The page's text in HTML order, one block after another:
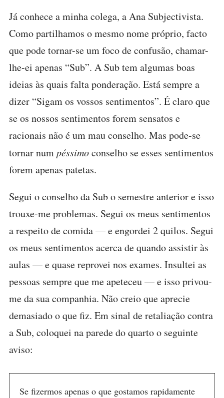
Já conhece a minha colega, a Ana Subjectivista.
Como partilhamos o mesmo nome próprio, facto
que pode tornar-se um foco de confusão, chamar-
lhe-ei apenas “Sub”. A Sub tem algumas boas
ideias às quais falta ponderação. Está sempre a
dizer “Sigam os vossos sentimentos”. É claro que
se os nossos sentimentos forem sensatos e
racionais não é um mau conselho. Mas pode-se
tornar numpéssimoconselho se esses sentimentos
forem apenas patetas.
Segui o conselho da Sub o semestre anterior e isso
trouxe-me problemas. Segui os meus sentimentos
a respeito de comida — e engordei 2 quilos. Segui
os meus sentimentos acerca de quando assistir às
aulas — e quase reprovei nos exames. Insultei as
pessoas sempre que me apeteceu — e isso privou-
me da sua companhia. Não creio que aprecie
demasiado o que fiz. Em sinal de retaliação contra
a Sub, coloquei na parede do quarto o seguinte
aviso:
Se fizermos apenas o que gostamos rapidamente